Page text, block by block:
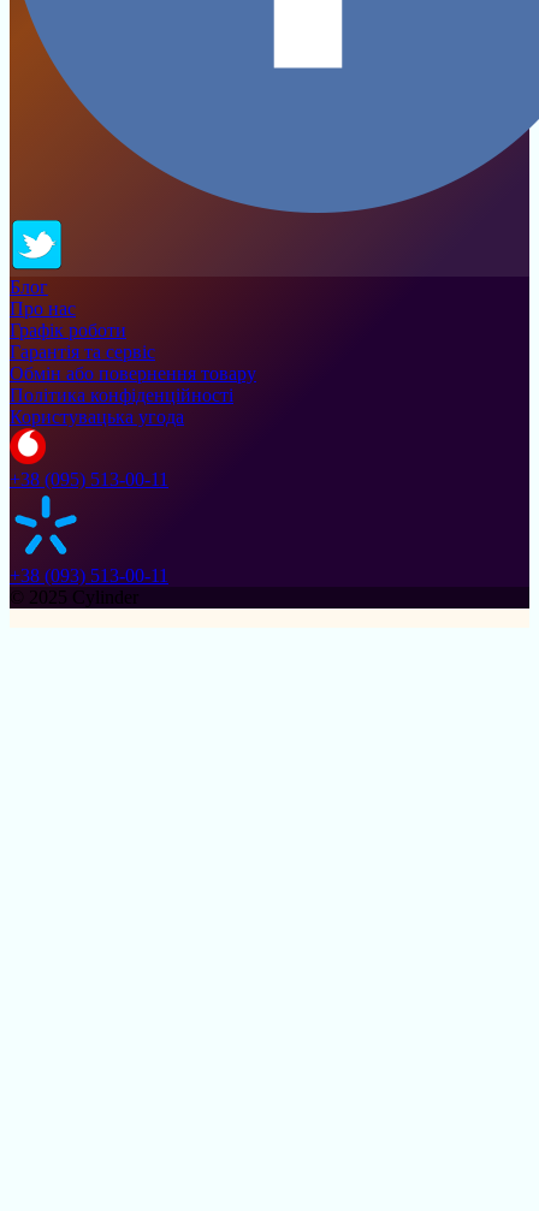
Блог
Про нас
Графік роботи
Гарантія та сервіс
Обмін або повернення товару
Політика конфіденційності
Користувацька угода
+38 (095) 513-00-11
+38 (093) 513-00-11
© 2025 Cylinder